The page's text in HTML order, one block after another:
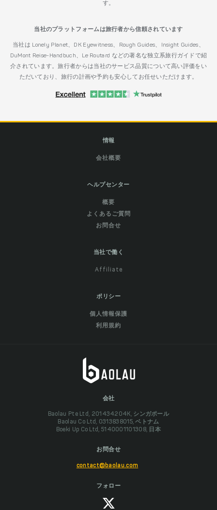
す。
当社のプラットフォームは旅行者から信頼されています
当社は Lonely Planet、DK Eyewitness、Rough Guides、Insight Guides、
DuMont Reise-Handbuch、Le Routard などの著名な独立系旅行ガイドで紹
介されています。旅行者からは当社のサービス品質について高い評価をい
ただいており、旅行の計画や予約も安心してお任せいただけます。
情報
会社概要
ヘルプセンター
概要
よくあるご質問
お問合せ
当社で働く
Affiliate
ポリシー
個人情報保護
利用規約
会社
Baolau Pte Ltd, 201434204K, シンガポール
Baolau Co Ltd, 0313838015, ベトナム
Boeki Up Co Ltd, 5140001101308, 日本
お問合せ
contact@baolau.com
フォロー